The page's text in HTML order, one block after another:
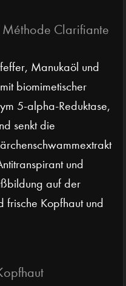
Clarifiante
Manukaöl und
biomimetischer
5-alpha-Reduktase,
senkt die
und
auf der
frische Kopfhaut und